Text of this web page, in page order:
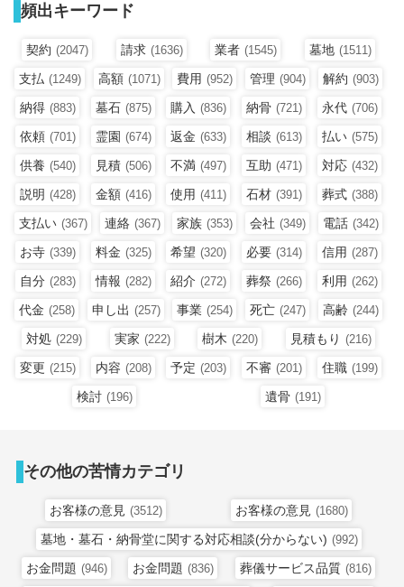
頻出キーワード
契約 (2047) 請求 (1636) 業者 (1545) 墓地 (1511)
支払 (1249) 高額 (1071) 費用 (952) 管理 (904) 解約 (903)
納得 (883) 墓石 (875) 購入 (836) 納骨 (721) 永代 (706)
依頼 (701) 霊園 (674) 返金 (633) 相談 (613) 払い (575)
供養 (540) 見積 (506) 不満 (497) 互助 (471) 対応 (432)
説明 (428) 金額 (416) 使用 (411) 石材 (391) 葬式 (388)
支払い (367) 連絡 (367) 家族 (353) 会社 (349) 電話 (342)
お寺 (339) 料金 (325) 希望 (320) 必要 (314) 信用 (287)
自分 (283) 情報 (282) 紹介 (272) 葬祭 (266) 利用 (262)
代金 (258) 申し出 (257) 事業 (254) 死亡 (247) 高齢 (244)
対処 (229) 実家 (222) 樹木 (220) 見積もり (216)
変更 (215) 内容 (208) 予定 (203) 不審 (201) 住職 (199)
検討 (196) 遺骨 (191)
その他の苦情カテゴリ
お客様の意見 (3512) お客様の意見 (1680)
墓地・墓石・納骨堂に関する対応相談(分からない) (992)
お金問題 (946) お金問題 (836) 葬儀サービス品質 (816)